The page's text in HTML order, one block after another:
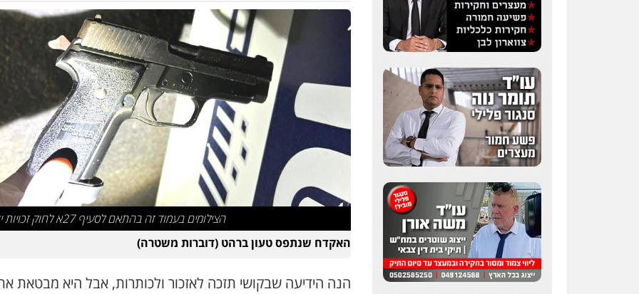
שחר לדובסקי, עו"ד
פלילי מעצרים וחקירות
הצילומים בעמוד זה בהתאם לסעיף 27א לחוק זכויות יוצרים
האקדח שנתפס טעון ברהט (דוברות משטרה)
הנה הידיעה שבקושי תזכה לאזכור ולכותרות, אבל היא מבטאת